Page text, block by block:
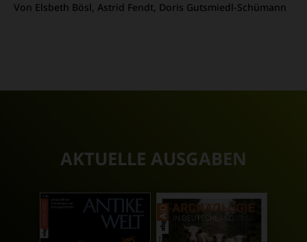
Von Elsbeth Bösl, Astrid Fendt, Doris Gutsmiedl-Schümann
AKTUELLE AUSGABEN